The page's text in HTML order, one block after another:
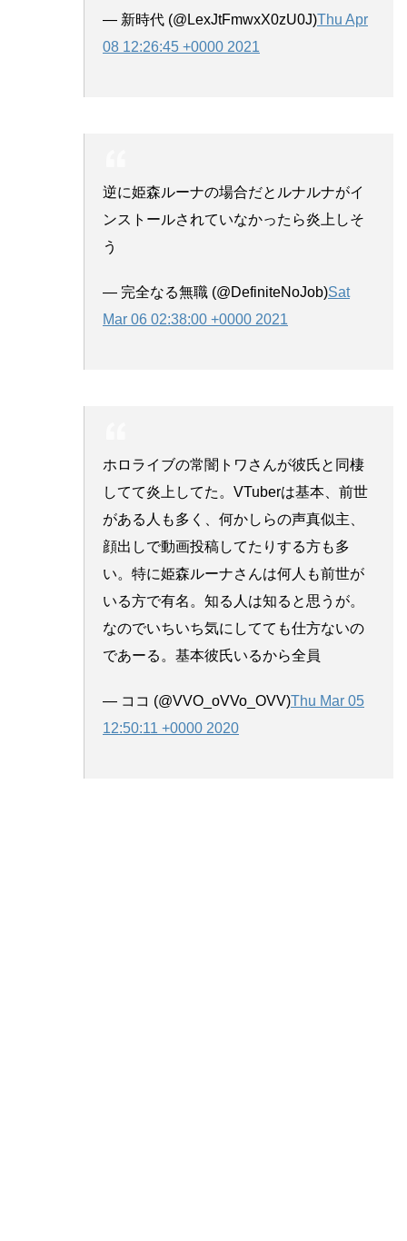
— 新時代 (@LexJtFmwxX0zU0J)Thu Apr
08 12:26:45 +0000 2021
逆に姫森ルーナの場合だとルナルナがイ
ンストールされていなかったら炎上しそ
う
— 完全なる無職 (@DefiniteNoJob)Sat
Mar 06 02:38:00 +0000 2021
ホロライブの常闇トワさんが彼氏と同棲
してて炎上してた。VTuberは基本、前世
がある人も多く、何かしらの声真似主、
顔出しで動画投稿してたりする方も多
い。特に姫森ルーナさんは何人も前世が
いる方で有名。知る人は知ると思うが。
なのでいちいち気にしてても仕方ないの
であーる。基本彼氏いるから全員
— ココ (@VVO_oVVo_OVV)Thu Mar 05
12:50:11 +0000 2020